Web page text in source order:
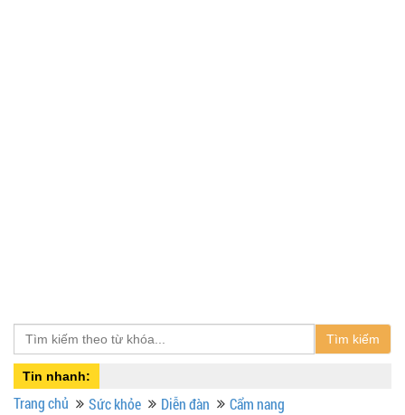
Tìm kiếm
Tin nhanh:
Trang chủ Sức khỏe Diễn đàn Cẩm nang